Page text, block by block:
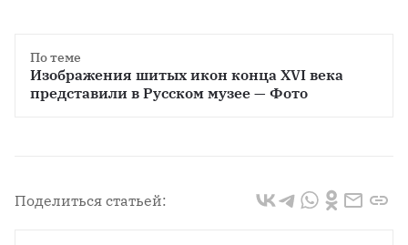
По теме
Изображения шитых икон конца XVI века
представили в Русском музее — Фото
Поделиться статьей: